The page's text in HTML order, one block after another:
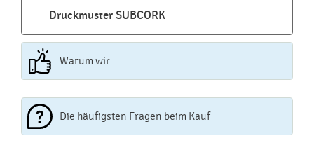
Druckmuster SUBCORK
Warum wir
Die häufigsten Fragen beim Kauf